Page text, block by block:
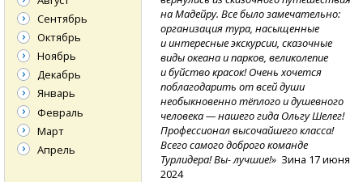
на Мадейру. Все было замечательно:
организация тура, насыщенные
и интересные экскурсии, сказочные
виды океана и парков, великолепие
и буйство красок! Очень хочется
поблагодарить от всей души
необыкновенно тёплого и душевного
человека — нашего гида Ольгу Шелег!
Профессионал высочайшего класса!
Всего самого доброго команде
Турлидера! Вы- лучшие!» Зина 17 июня
2024
Сентябрь
Октябрь
Ноябрь
Декабрь
Январь
Февраль
Март
Апрель